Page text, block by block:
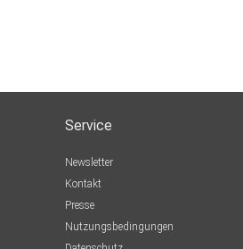
Service
Newsletter
Kontakt
Presse
Nutzungsbedingungen